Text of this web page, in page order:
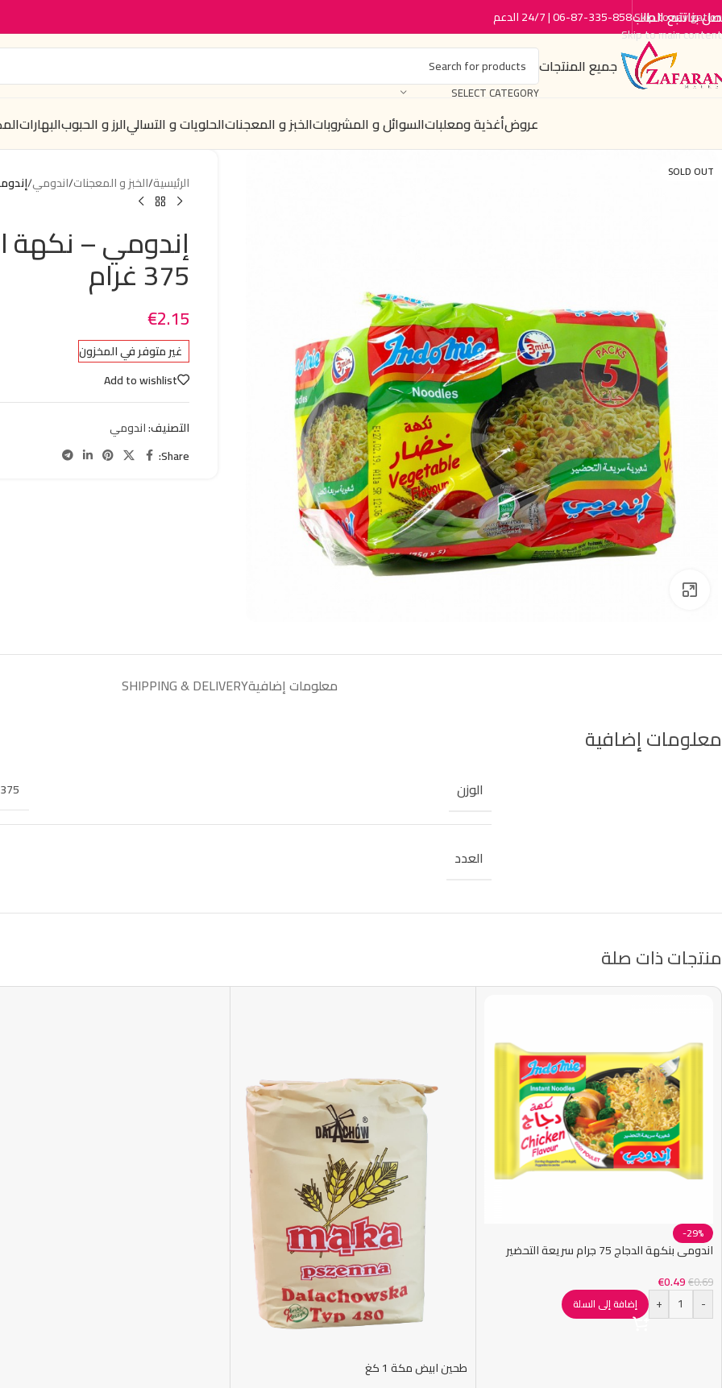
Skip to navigation
Skip to main content
بناتتبع الطلب06-87-335-858 | 24/7 الدعم
جميع المنتجات
SELECT CATEGORY
عروضأغذية ومعلباتالسوائل و المشروباتالخبز و المعجناتالحلويات و التساليالرز و الحبوبالبهارات
SOLD OUT
الرئيسية/الخبز و المعجنات/اندومي/إندومي
375 غرام
€2.15
غير متوفر في المخزون
Add to wishlist
التصنيف:اندومي
Share:
معلومات إضافيةSHIPPING & DELIVERY
معلومات إضافية
الوزن 375 غرام
العدد
منتجات ذات صلة
-29%
اندومي بنكهة الدجاج 75 جرام سريعة التحضير
€0.69
€0.49
-
+ إضافة إلى السلة
طحين ابيض مكة 1 كغ